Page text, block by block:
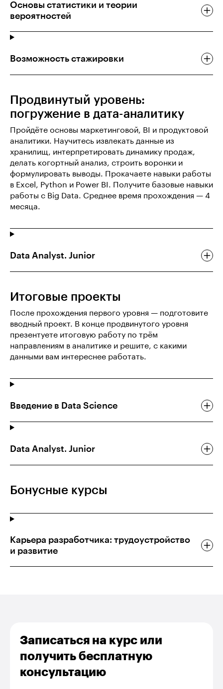
Основы статистики и теории
вероятностей
Возможность стажировки
Продвинутый уровень:
погружение в дата-аналитику
Пройдёте основы маркетинговой, BI и продуктовой
аналитики. Научитесь извлекать данные из
хранилищ, интерпретировать динамику продаж,
делать когортный анализ, строить воронки и
формулировать выводы. Прокачаете навыки работы
в Excel, Python и Power BI. Получите базовые навыки
работы с Big Data. Среднее время прохождения — 4
месяца.
Data Analyst. Junior
Итоговые проекты
После прохождения первого уровня — подготовите
вводный проект. В конце продвинутого уровня
презентуете итоговую работу по трём
направлениям в аналитике и решите, с какими
данными вам интереснее работать.
Введение в Data Science
Data Analyst. Junior
Бонусные курсы
Карьера разработчика: трудоустройство
и развитие
Записаться на курс или
получить бесплатную
консультацию